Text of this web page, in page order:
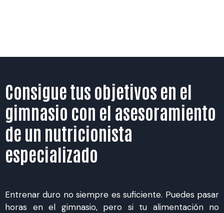
Consigue tus objetivos en el
gimnasio con el asesoramiento
de un nutricionista
especializado
Entrenar duro no siempre es suficiente. Puedes pasar
horas en el gimnasio, pero si tu alimentación no